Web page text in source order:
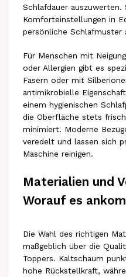
Schlafdauer auszuwerten.
Komforteinstellungen in
persönliche Schlafmuster
Für Menschen mit
oder Allergien gibt es
Fasern oder mit
antimikrobielle
einem hygienischen
die Oberfläche stets
minimiert. Moderne
veredelt und lassen sich
Maschine reinigen.
Materialien und
Worauf es
Die Wahl des richtigen
maßgeblich über die
Toppers. Kaltschaum
hohe Rückstellkraft,